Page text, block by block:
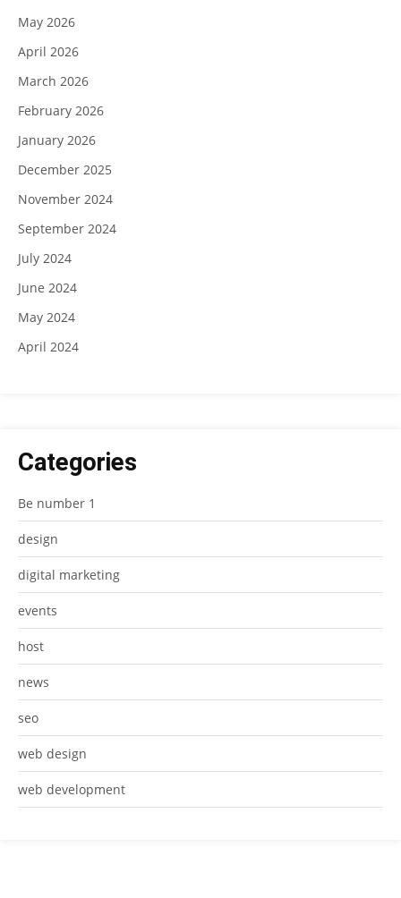
May 2026
April 2026
March 2026
February 2026
January 2026
December 2025
November 2024
September 2024
July 2024
June 2024
May 2024
April 2024
Categories
Be number 1
design
digital marketing
events
host
news
seo
web design
web development